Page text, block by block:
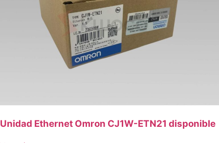
Unidad Ethernet Omron CJ1W-ETN21 disponible